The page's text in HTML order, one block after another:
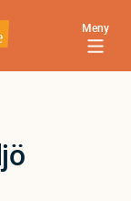
Meny